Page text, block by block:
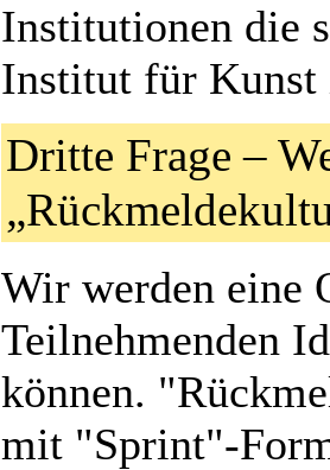
Institutionen die
Institut für
Dritte Frage –
Wir werden eine
Teilnehmenden
können.
mit "Sprint"-